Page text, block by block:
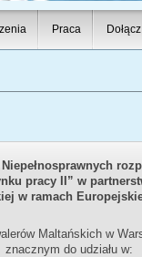
Praca
pracy II” w
w ramach
Maltańskich w
do udziału w: